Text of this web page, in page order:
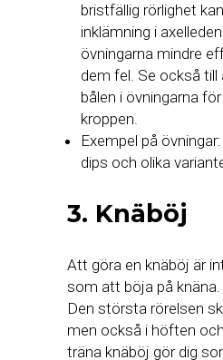
bristfällig rörlighet
inklämning i
övningarna mindre
dem fel. Se också till
bålen i övningarna
kroppen.
Exempel på
dips och olika
3. Knäböj
Att göra en knäböj är
som att böja på knäna.
Den största rörelsen
men också i höften
träna knäböj gör dig